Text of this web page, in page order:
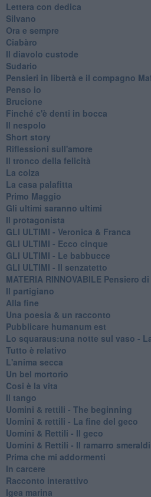
Lettera con dedica
Silvano
Ora e sempre
Ciabàro
Il diavolo custode
Sudario
Pensieri in libertà e il compagno
Penso io
Brucione
Finché c'è denti in bocca
Il nespolo
Short story
Riflessioni sull'amore
Il tronco della felicità
La colza
La casa palafitta
Primo Maggio
Gli ultimi saranno ultimi
Il protagonista
GLI ULTIMI - Veronica & Franca
GLI ULTIMI - Ecco cinque
GLI ULTIMI - Le babbucce
GLI ULTIMI - Il senzatetto
MATERIA RINNOVABILE Pensiero
Il partigiano
Alla fine
Una poesia & un racconto
Pubblicare humanum est
Lo squaraus:una notte sul vaso -
Tutto è relativo
L'anima secca
Un bel mortorio
Cosi è la vita
Il tango
​Uomini & rettili - The beginning
​Uomini & rettili - La fine del geco
Uomini & Rettili - Il geco
Uomini & Rettili - Il ramarro
Prima che mi addormenti
In carcere
Racconto interattivo
Igea marina